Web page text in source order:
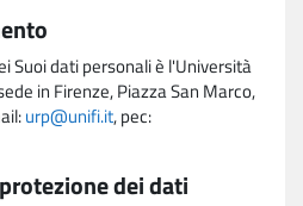
Suoi dati personali è l'Università
in Firenze, Piazza San Marco,
urp@unifi.it, pec:
dei dati